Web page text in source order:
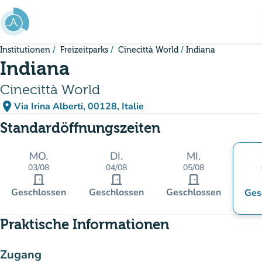
Gehe zum Hauptinhalt
Institutionen Freizeitparks Cinecittà World Indiana
Indiana
Cinecittà World
place Via Irina Alberti, 00128, Italie
(in Google Maps öffnen)
(new tab)
Standardöffnungszeiten
MO.
03/08
door_front
Geschlossen
DI.
04/08
door_front
Geschlossen
MI.
05/08
door_front
Geschlossen
Praktische Informationen
Zugang